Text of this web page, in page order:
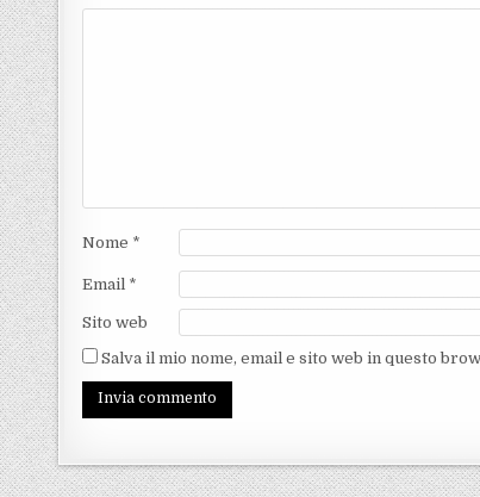
Nome *
Email *
Sito web
Salva il mio nome, email e sito web in questo